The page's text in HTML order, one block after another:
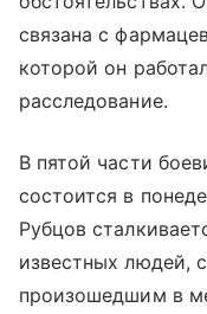
связана с
которой он
расследование.
В пятой части
состоится в
Рубцов
известных людей,
произошедшим в